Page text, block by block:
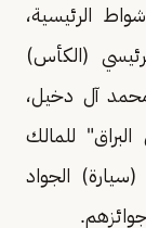
الرئيسية،
(الكأس)
محمد آل دخيل،
للمالك
الجواد